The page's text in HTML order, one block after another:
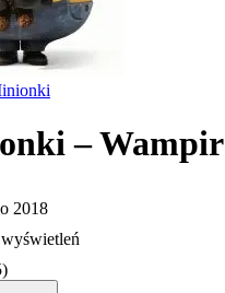
– Wampir
2018
wyświetleń
)